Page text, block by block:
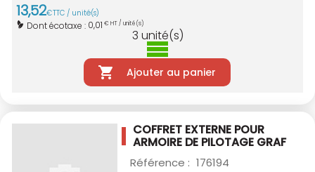
13,52€TTC / unité(s)
Dont écotaxe : 0,01 € HT / unité(s)
3 unité(s)
Ajouter au panier
COFFRET EXTERNE POUR
ARMOIRE DE PILOTAGE GRAF
Référence : 176194